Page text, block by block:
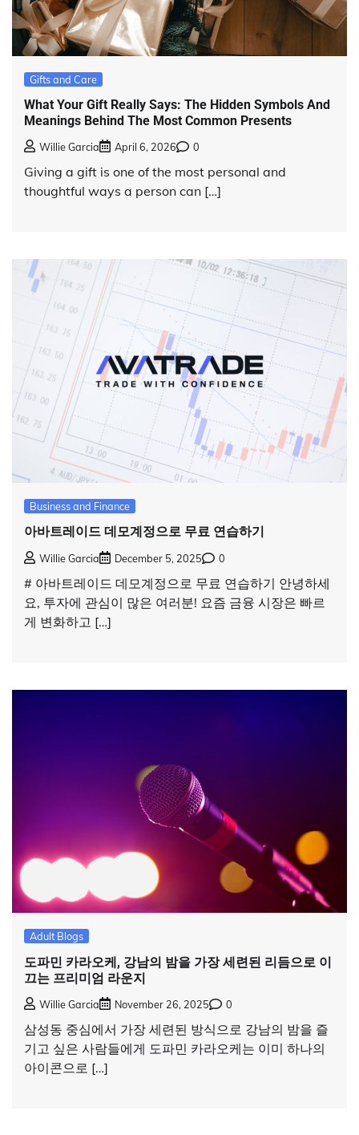
Gifts and Care
What Your Gift Really Says: The Hidden Symbols And
Meanings Behind The Most Common Presents
Willie Garcia April 6, 2026 0
Giving a gift is one of the most personal and
thoughtful ways a person can […]
Business and Finance
아바트레이드 데모계정으로 무료 연습하기
Willie Garcia December 5, 2025 0
# 아바트레이드 데모계정으로 무료 연습하기 안녕하세
요, 투자에 관심이 많은 여러분! 요즘 금융 시장은 빠르
게 변화하고 […]
Adult Blogs
도파민 카라오케, 강남의 밤을 가장 세련된 리듬으로 이
끄는 프리미엄 라운지
Willie Garcia November 26, 2025 0
삼성동 중심에서 가장 세련된 방식으로 강남의 밤을 즐
기고 싶은 사람들에게 도파민 카라오케는 이미 하나의
아이콘으로 […]